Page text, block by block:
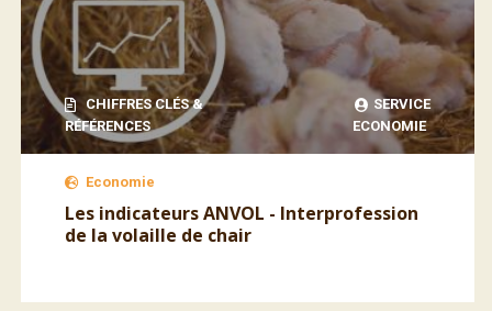
CHIFFRES CLÉS &
RÉFÉRENCES
SERVICE
ECONOMIE
Economie
Les indicateurs ANVOL - Interprofession
de la volaille de chair